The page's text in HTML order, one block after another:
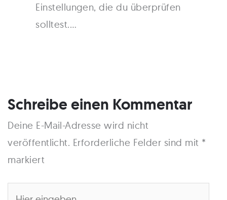
Einstellungen, die du überprüfen
solltest.…
Schreibe einen Kommentar
Deine E-Mail-Adresse wird nicht
veröffentlicht. Erforderliche Felder sind mit *
markiert